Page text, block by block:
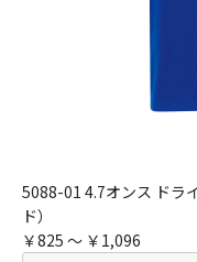
5088-01 4.7オンス ドラ
ド）
￥825 ～ ￥1,096